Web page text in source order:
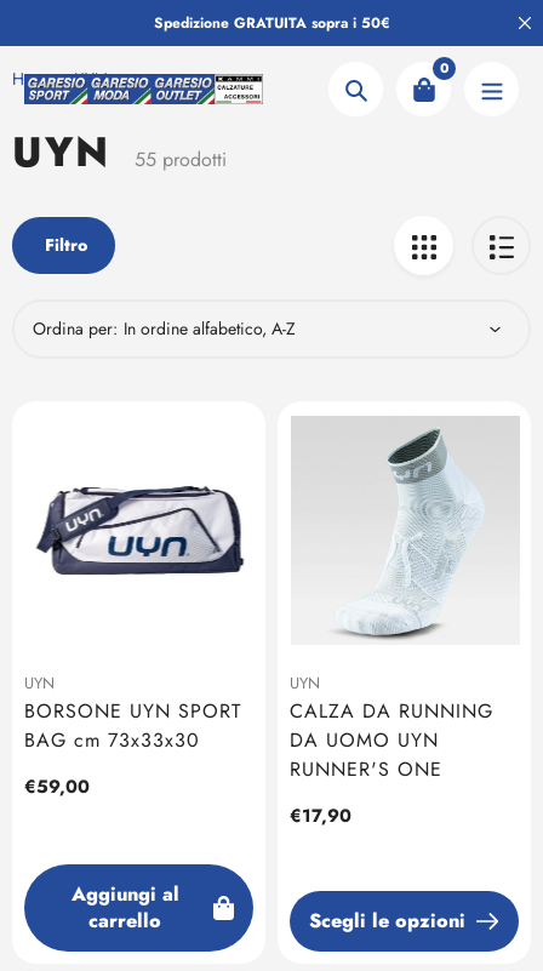
al
contenuto
Spedizione GRATUITA sopra i 50€
Ricerca
0
Home UYN
Collezione:
UYN 55 prodotti
Filtro
Ordina per:
UYN
BORSONE UYN SPORT
BAG cm 73x33x30
Prezzo
€59,00
Aggiungi al
carrello
UYN
CALZA DA RUNNING
DA UOMO UYN
RUNNER'S ONE
Prezzo
€17,90
Scegli le opzioni